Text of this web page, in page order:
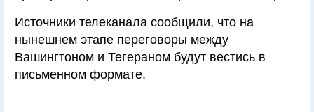
Источники телеканала сообщили, что на
нынешнем этапе переговоры между
Вашингтоном и Тегераном будут вестись в
письменном формате.